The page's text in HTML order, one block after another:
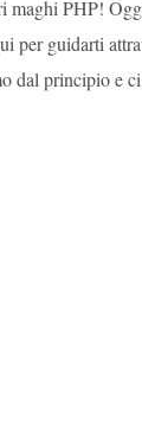
maghi PHP!
per guidarti
dal principio e